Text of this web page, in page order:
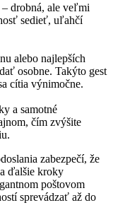
– drobná, ale veľmi
sedieť, uľahčí
alebo najlepších
osobne. Takýto gest
cítia výnimočne.
a samotné
čím zvýšite
zabezpečí, že
ďalšie kroky
poštovom
sprevádzať až do